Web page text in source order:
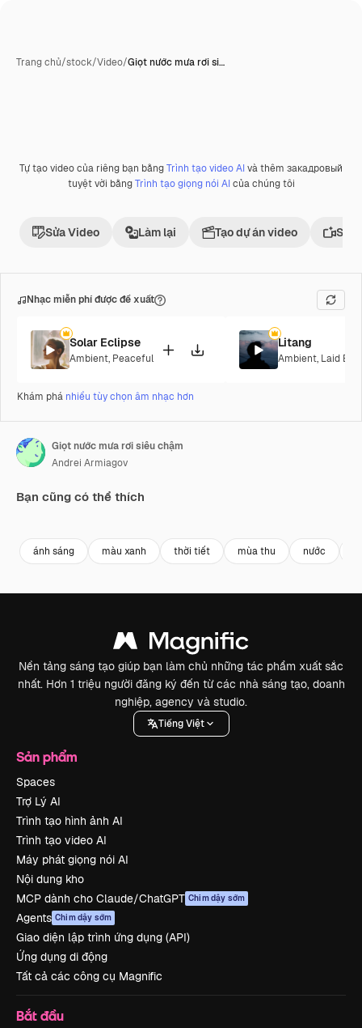
Trang chủ/stock/Video/Giọt nước mưa rơi si…
Phần thưởng
Tự tạo video của riêng bạn bằngTrình tạo video AIvà thêm закадровый
tuyệt vời bằngTrình tạo giọng nói AIcủa chúng tôi
Sửa Video Làm lại Tạo dự án video Sử
Nhạc miễn phí được đề xuất
Solar Eclipse
Ambient, Peaceful
Litang
Ambient, Laid
Khám phá nhiều tùy chọn âm nhạc hơn
Giọt nước mưa rơi siêu chậm
Andrei Armiagov
Bạn cũng có thể thích
ánh sáng màu xanh thời tiết mùa thu nước
Nền tảng sáng tạo giúp bạn làm chủ những tác phẩm xuất sắc
nhất. Hơn 1 triệu người đăng ký đến từ các nhà sáng tạo, doanh
nghiệp, agency và studio.
Tiếng Việt
Sản phẩm
Spaces
Trợ Lý AI
Trình tạo hình ảnh AI
Trình tạo video AI
Máy phát giọng nói AI
Nội dung kho
MCP dành cho Claude/ChatGPT Chim dậy sớm
Agents Chim dậy sớm
Giao diện lập trình ứng dụng (API)
Ứng dụng di động
Tất cả các công cụ Magnific
Bắt đầu